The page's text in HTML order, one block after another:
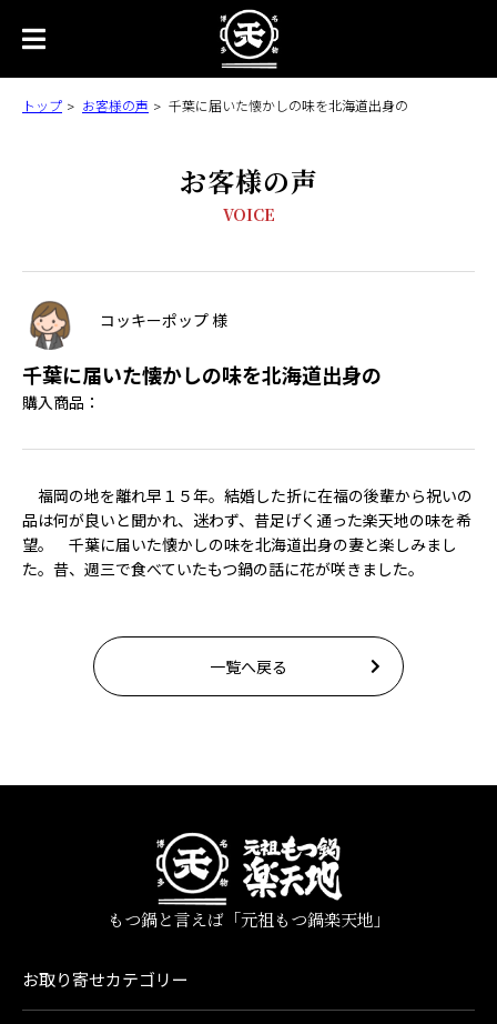
トップ お客様の声 千葉に届いた懐かしの味を北海道出身の
お客様の声
VOICE
コッキーポップ 様
千葉に届いた懐かしの味を北海道出身の
購入商品：
福岡の地を離れ早１５年。結婚した折に在福の後輩から祝いの
品は何が良いと聞かれ、迷わず、昔足げく通った楽天地の味を希
望。 千葉に届いた懐かしの味を北海道出身の妻と楽しみまし
た。昔、週三で食べていたもつ鍋の話に花が咲きました。
一覧へ戻る
もつ鍋と言えば「元祖もつ鍋楽天地」
お取り寄せカテゴリー